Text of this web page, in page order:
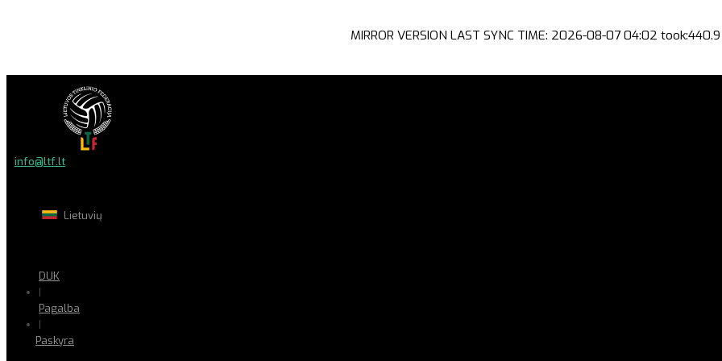
MIRROR VERSION LAST SYNC TIME: 2026-08-07 04:02
info@ltf.lt
Lietuvių
DUK
|
Pagalba
|
Paskyra